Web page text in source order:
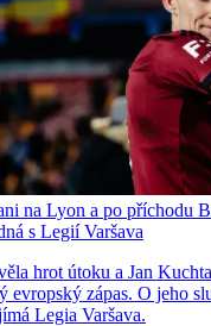
na Lyon a po příchodu
s Legií Varšava
hrot útoku a Jan
evropský zápas. O jeho
Legia Varšava.